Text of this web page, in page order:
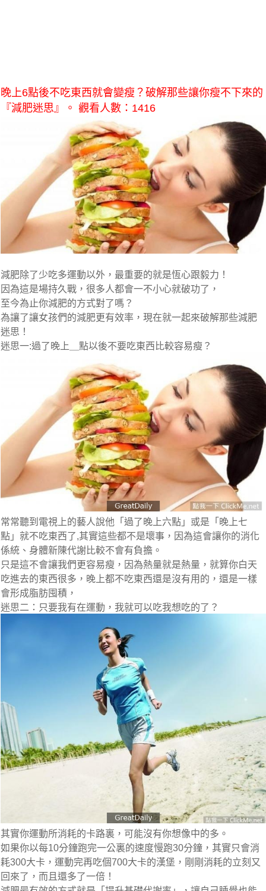
晚上6點後不吃東西就會變瘦？破解那些讓你瘦不下來的
『減肥迷思』。 觀看人數：1416
減肥除了少吃多運動以外，最重要的就是恆心跟毅力！
因為這是場持久戰，很多人都會一不小心就破功了，
至今為止你減肥的方式對了嗎？
為讓了讓女孩們的減肥更有效率，現在就一起來破解那些減肥
迷思 ！
迷思一:過了晚上＿點以後不要吃東西比較容易瘦？
常常聽到電視上的藝人說他 「過了晚上六點」 或是 「晚上七
點」 就不吃東西了,其實這些都不是壞事，因為這會讓你的消化
係統、身體新陳代謝比較不會有負擔。
只是這不會讓我們更容易瘦， 因為熱量就是熱量，就算你白天
吃進去的東西很多，晚上都不吃東西還是沒有用的 ，還是一樣
會形成脂肪囤積，
迷思二：只要我有在運動，我就可以吃我想吃的了？
其實你運動所消耗的卡路裏，可能沒有你想像中的多。
如果你以每10分鐘跑完一公裏的速度慢跑30分鐘，其實只會消
耗300大卡，運動完再吃個700大卡的漢堡，剛剛消耗的立刻又
回來了，而且還多了一倍！